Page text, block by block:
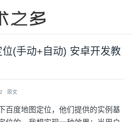
(手动+自动) 安卓开发教
原文
百度地图定位，他们提供的实例基